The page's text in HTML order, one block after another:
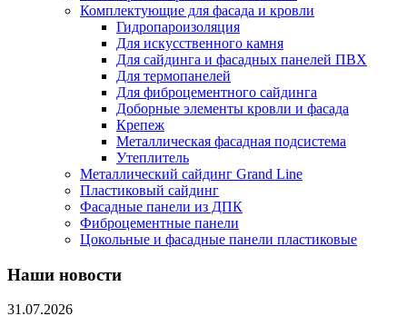
Комплектующие для фасада и кровли
Гидропароизоляция
Для искусственного камня
Для сайдинга и фасадных панелей ПВХ
Для термопанелей
Для фиброцементного сайдинга
Доборные элементы кровли и фасада
Крепеж
Металлическая фасадная подсистема
Утеплитель
Металлический сайдинг Grand Line
Пластиковый сайдинг
Фасадные панели из ДПК
Фиброцементные панели
Цокольные и фасадные панели пластиковые
Наши новости
31.07.2026